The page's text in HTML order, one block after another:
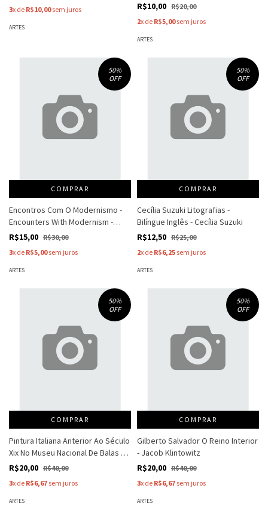
3x de R$10,00sem juros
ARTES
R$10,00 R$20,00
2x de R$5,00sem juros
ARTES
50%
OFF
COMPRAR
Encontros Com O Modernismo -
Encounters With Modernism -
Pinacoteca
R$15,00 R$30,00
3x de R$5,00sem juros
ARTES
50%
OFF
COMPRAR
Cecília Suzuki Litografias -
Bilíngue Inglês - Cecília Suzuki
R$12,50 R$25,00
2x de R$6,25 sem juros
ARTES
50%
OFF
COMPRAR
Pintura Italiana Anterior Ao Século
Xix No Museu Nacional De Balas 1 -
Marques - Paternostro
R$20,00 R$40,00
3x de R$6,67 sem juros
ARTES
50%
OFF
COMPRAR
Gilberto Salvador O Reino Interior
- Jacob Klintowitz
R$20,00 R$40,00
3x de R$6,67 sem juros
ARTES